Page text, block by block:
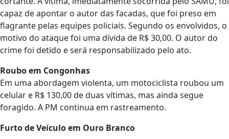
capaz de apontar o autor das facadas, que foi preso em
flagrante pelas equipes policiais. Segundo os envolvidos, o
motivo do ataque foi uma dívida de R$ 30,00. O autor do
crime foi detido e será responsabilizado pelo ato.
Roubo em Congonhas
Em uma abordagem violenta, um motociclista roubou um
celular e R$ 130,00 de duas vítimas, mas ainda segue
foragido. A PM continua em rastreamento.
Furto de Veículo em Ouro Branco